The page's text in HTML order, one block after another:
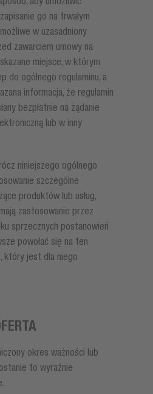
go na trwałym
w uzasadniony
zawarciem umowy na
miejsce, w którym
do ogólnego regulaminu, a
informacja, że regulamin
bezpłatnie na żądanie
lub w inny
niniejszego ogólnego
szczególne
produktów lub usług,
zastosowanie przez
sprzecznych postanowień
powołać się na ten
który jest dla niego
okres ważności lub
to wyraźnie